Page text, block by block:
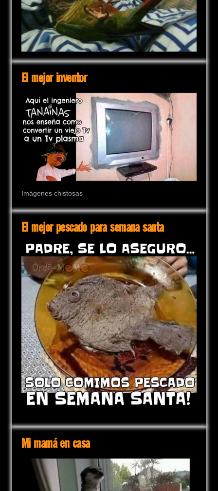
El mejor inventor
Imágenes chistosas
El mejor pescado para semana santa
Mi mamá en casa